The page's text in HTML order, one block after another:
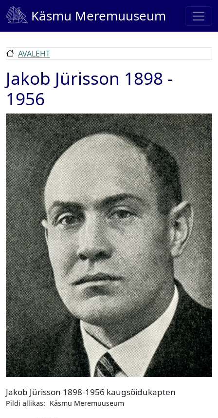
Liigu edasi põhisisu juurde
Käsmu Meremuuseum
AVALEHT
Jakob Jürisson 1898 -
1956
Pilt
Jakob Jürisson 1898-1956 kaugsõidukapten
Pildi allikas: Käsmu Meremuuseum